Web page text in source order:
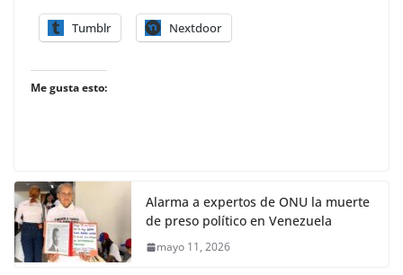
Tumblr Nextdoor
Me gusta esto:
Alarma a expertos de ONU la muerte
de preso político en Venezuela
mayo 11, 2026